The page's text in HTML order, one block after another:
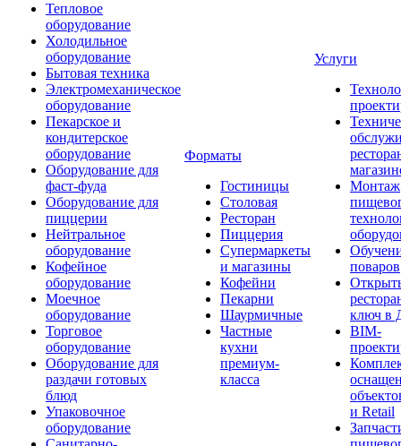
Тепловое
оборудование
Холодильное
оборудование
Бытовая техника
Электромеханическое
оборудование
Пекарское и
кондитерское
оборудование
Оборудование для
фаст-фуда
Оборудование для
пиццерии
Нейтральное
оборудование
Кофейное
оборудование
Моечное
оборудование
Торговое
оборудование
Оборудование для
раздачи готовых
блюд
Упаковочное
оборудование
Форматы
Гостиницы
Столовая
Ресторан
Пиццерия
Супермаркеты
и магазины
Кофейни
Пекарни
Шаурмичные
Частные
кухни
премиум-
класса
Услуги
Монтаж
поваров
ключ в
BIM-
и Retail